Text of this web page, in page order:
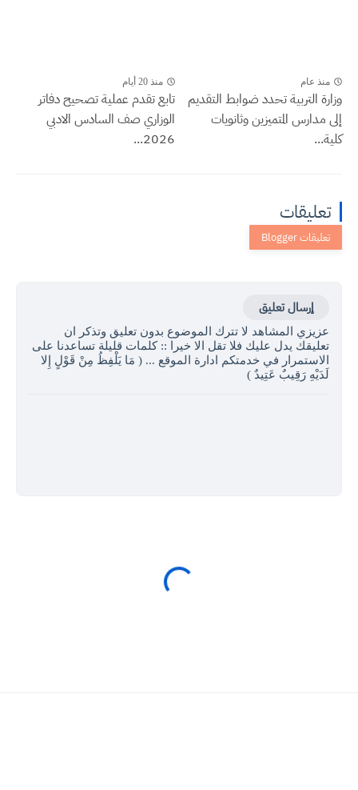
منذ عام
وزارة التربية تحدد ضوابط التقديم
إلى مدارس المتميزين وثانويات
كلية...
منذ 20 أيام
تابع تقدم عملية تصحيح دفاتر
الوزاري صف السادس الادبي
2026...
تعليقات
إرسال تعليق
عزيزي المشاهد لا تترك الموضوع بدون تعليق وتذكر ان
تعليقك يدل عليك فلا تقل الا خيرا :: كلمات قليلة تساعدنا على
الاستمرار في خدمتكم ادارة الموقع ... ( مَا يَلْفِظُ مِنْ قَوْلٍ إِلا
لَدَيْهِ رَقِيبٌ عَتِيدٌ )